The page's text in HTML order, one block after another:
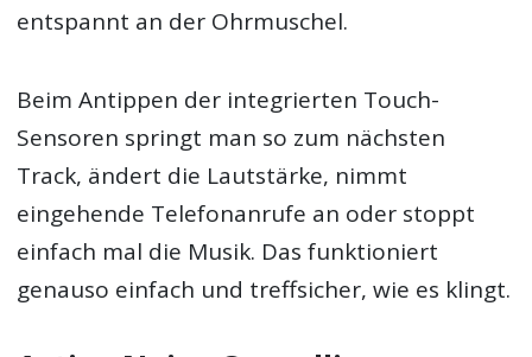
entspannt an der Ohrmuschel.
Beim Antippen der integrierten Touch-
Sensoren springt man so zum nächsten
Track, ändert die Lautstärke, nimmt
eingehende Telefonanrufe an oder stoppt
einfach mal die Musik. Das funktioniert
genauso einfach und treffsicher, wie es klingt.